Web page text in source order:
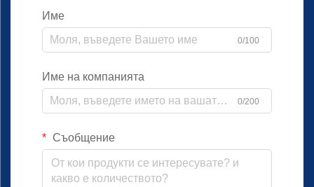
Име
0/100
Име на компанията
0/200
Съобщение